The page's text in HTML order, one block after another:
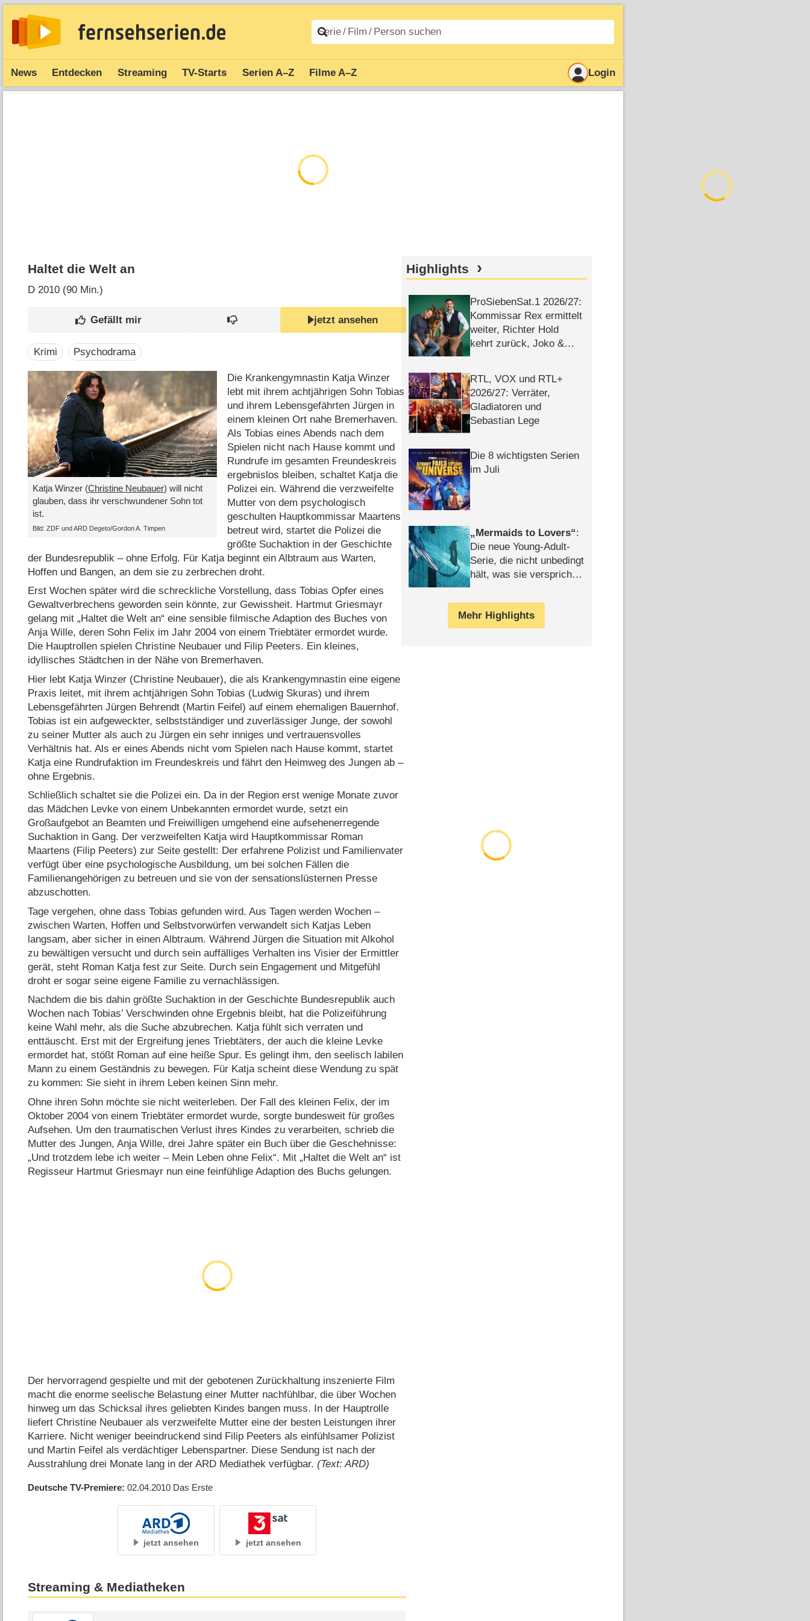
News Entdecken Streaming TV-Starts Serien A–Z Filme A–Z Login
Haltet die Welt an
D 2010 (90 Min.)
jetzt ansehen
Krimi Psychodrama
Katja Winzer (Christine Neubauer) will nicht
glauben, dass ihr verschwundener Sohn tot
ist.
Bild: ZDF und ARD Degeto/​Gordon A. Timpen
Die Krankengymnastin Katja Winzer
lebt mit ihrem achtjährigen Sohn Tobias
und ihrem Lebensgefährten Jürgen in
einem kleinen Ort nahe Bremerhaven.
Als Tobias eines Abends nach dem
Spielen nicht nach Hause kommt und
Rundrufe im gesamten Freundeskreis
ergebnislos bleiben, schaltet Katja die
Polizei ein. Während die verzweifelte
Mutter von dem psychologisch
geschulten Hauptkommissar Maartens
betreut wird, startet die Polizei die
größte Suchaktion in der Geschichte
der Bundesrepublik – ohne Erfolg. Für Katja beginnt ein Albtraum aus Warten,
Hoffen und Bangen, an dem sie zu zerbrechen droht.
Erst Wochen später wird die schreckliche Vorstellung, dass Tobias Opfer eines
Gewaltverbrechens geworden sein könnte, zur Gewissheit. Hartmut Griesmayr
gelang mit „Haltet die Welt an“ eine sensible filmische Adaption des Buches von
Anja Wille, deren Sohn Felix im Jahr 2004 von einem Triebtäter ermordet wurde.
Die Hauptrollen spielen Christine Neubauer und Filip Peeters. Ein kleines,
idyllisches Städtchen in der Nähe von Bremerhaven.
Hier lebt Katja Winzer (Christine Neubauer), die als Krankengymnastin eine eigene
Praxis leitet, mit ihrem achtjährigen Sohn Tobias (Ludwig Skuras) und ihrem
Lebensgefährten Jürgen Behrendt (Martin Feifel) auf einem ehemaligen Bauernhof.
Tobias ist ein aufgeweckter, selbstständiger und zuverlässiger Junge, der sowohl
zu seiner Mutter als auch zu Jürgen ein sehr inniges und vertrauensvolles
Verhältnis hat. Als er eines Abends nicht vom Spielen nach Hause kommt, startet
Katja eine Rundrufaktion im Freundeskreis und fährt den Heimweg des Jungen ab –
ohne Ergebnis.
Schließlich schaltet sie die Polizei ein. Da in der Region erst wenige Monate zuvor
das Mädchen Levke von einem Unbekannten ermordet wurde, setzt ein
Großaufgebot an Beamten und Freiwilligen umgehend eine aufsehenerregende
Suchaktion in Gang. Der verzweifelten Katja wird Hauptkommissar Roman
Maartens (Filip Peeters) zur Seite gestellt: Der erfahrene Polizist und Familienvater
verfügt über eine psychologische Ausbildung, um bei solchen Fällen die
Familienangehörigen zu betreuen und sie von der sensationslüsternen Presse
abzuschotten.
Tage vergehen, ohne dass Tobias gefunden wird. Aus Tagen werden Wochen –
zwischen Warten, Hoffen und Selbstvorwürfen verwandelt sich Katjas Leben
langsam, aber sicher in einen Albtraum. Während Jürgen die Situation mit Alkohol
zu bewältigen versucht und durch sein auffälliges Verhalten ins Visier der Ermittler
gerät, steht Roman Katja fest zur Seite. Durch sein Engagement und Mitgefühl
droht er sogar seine eigene Familie zu vernachlässigen.
Nachdem die bis dahin größte Suchaktion in der Geschichte Bundesrepublik auch
Wochen nach Tobias’ Verschwinden ohne Ergebnis bleibt, hat die Polizeiführung
keine Wahl mehr, als die Suche abzubrechen. Katja fühlt sich verraten und
enttäuscht. Erst mit der Ergreifung jenes Triebtäters, der auch die kleine Levke
ermordet hat, stößt Roman auf eine heiße Spur. Es gelingt ihm, den seelisch labilen
Mann zu einem Geständnis zu bewegen. Für Katja scheint diese Wendung zu spät
zu kommen: Sie sieht in ihrem Leben keinen Sinn mehr.
Ohne ihren Sohn möchte sie nicht weiterleben. Der Fall des kleinen Felix, der im
Oktober 2004 von einem Triebtäter ermordet wurde, sorgte bundesweit für großes
Aufsehen. Um den traumatischen Verlust ihres Kindes zu verarbeiten, schrieb die
Mutter des Jungen, Anja Wille, drei Jahre später ein Buch über die Geschehnisse:
„Und trotzdem lebe ich weiter – Mein Leben ohne Felix“. Mit „Haltet die Welt an“ ist
Regisseur Hartmut Griesmayr nun eine feinfühlige Adaption des Buchs gelungen.
Der hervorragend gespielte und mit der gebotenen Zurückhaltung inszenierte Film
macht die enorme seelische Belastung einer Mutter nachfühlbar, die über Wochen
hinweg um das Schicksal ihres geliebten Kindes bangen muss. In der Hauptrolle
liefert Christine Neubauer als verzweifelte Mutter eine der besten Leistungen ihrer
Karriere. Nicht weniger beeindruckend sind Filip Peeters als einfühlsamer Polizist
und Martin Feifel als verdächtiger Lebenspartner. Diese Sendung ist nach der
Ausstrahlung drei Monate lang in der ARD Mediathek verfügbar.(Text: ARD)
Deutsche TV-Premiere 02.04.2010 Das Erste
jetzt ansehen jetzt ansehen
Streaming & Mediatheken
Highlights
ProSiebenSat.1 2026/​27:
Kommissar Rex ermittelt
weiter, Richter Hold
kehrt zurück, Joko &
RTL, VOX und RTL+
2026/​27: Verräter,
Gladiatoren und
Sebastian Lege
Die 8 wichtigsten Serien
im Juli
Mermaids to Lovers :
Die neue Young-Adult-
Serie, die nicht unbedingt
hält, was sie verspricht –
Mehr Highlights